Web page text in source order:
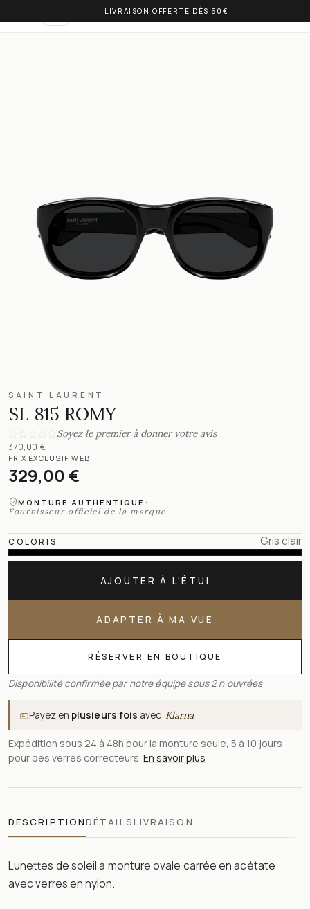
LIVRAISON OFFERTE DÈS 50€
OLIVIA BALM
SAINT LAURENT
SL 815 ROMY
Soyez le premier à donner votre avis
370,00 €
PRIX EXCLUSIF WEB
329,00 €
MONTURE AUTHENTIQUE ·
Fournisseur officiel de la marque
COLORIS Gris clair
AJOUTER À L'ÉTUI
ADAPTER À MA VUE
RÉSERVER EN BOUTIQUE
Disponibilité confirmée par notre équipe sous 2 h ouvrées
Payez en plusieurs fois avec Klarna
Expédition sous 24 à 48h pour la monture seule, 5 à 10 jours
pour des verres correcteurs. En savoir plus
DESCRIPTIONDÉTAILSLIVRAISON
Lunettes de soleil à monture ovale carrée en acétate
avec verres en nylon.